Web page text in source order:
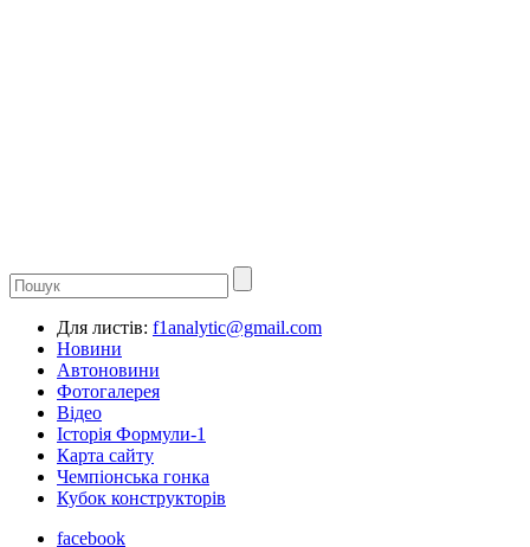
Для листів: f1analytic@gmail.com
Новини
Автоновини
Фотогалерея
Відео
Історія Формули-1
Карта сайту
Чемпіонська гонка
Кубок конструкторів
facebook